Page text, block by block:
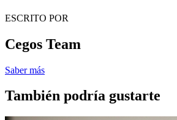
ESCRITO POR
Cegos Team
Saber más
También podría gustarte